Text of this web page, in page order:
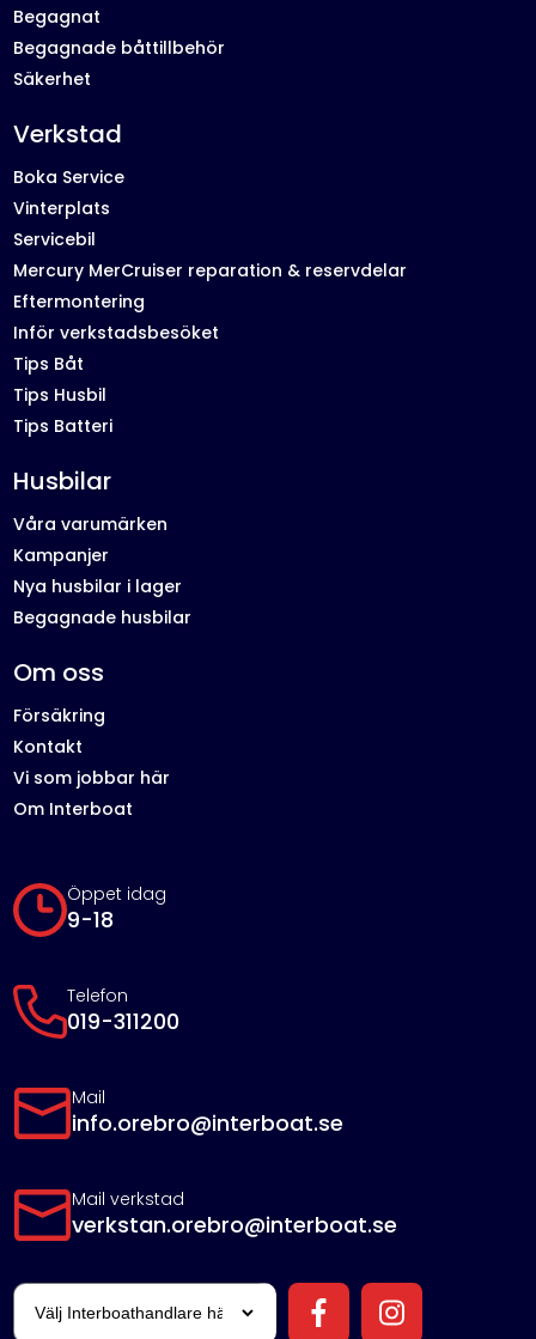
Öppet idag
9-18
Telefon
019-311200
Mail
info.orebro@interboat.se
Mail verkstad
verkstan.orebro@interboat.se
Begagnat
Begagnade båttillbehör
Säkerhet
Verkstad
Boka Service
Vinterplats
Servicebil
Mercury MerCruiser reparation & reservdelar
Eftermontering
Inför verkstadsbesöket
Tips Båt
Tips Husbil
Tips Batteri
Husbilar
Våra varumärken
Kampanjer
Nya husbilar i lager
Begagnade husbilar
Om oss
Försäkring
Kontakt
Vi som jobbar här
Om Interboat